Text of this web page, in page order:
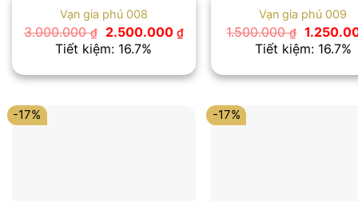
Vạn gia phú 008
3.000.000₫
Giá
gốc
là:
2.500.000 ₫Giá
hiện
là:
2.500.000 ₫.
Tiết kiệm: 16.7%
Vạn gia phú 009
1.500.000₫ Giá
gốc
là:
Tiết kiệm: 16.7%
-17% -17%